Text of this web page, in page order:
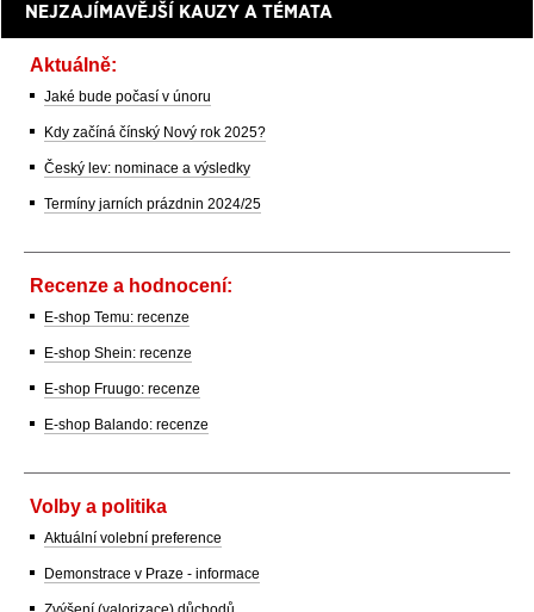
NEJZAJÍMAVĚJŠÍ KAUZY A TÉMATA
Aktuálně:
Jaké bude počasí v únoru
Kdy začíná čínský Nový rok 2025?
Český lev: nominace a výsledky
Termíny jarních prázdnin 2024/25
Recenze a hodnocení:
E-shop Temu: recenze
E-shop Shein: recenze
E-shop Fruugo: recenze
E-shop Balando: recenze
Volby a politika
Aktuální volební preference
Demonstrace v Praze - informace